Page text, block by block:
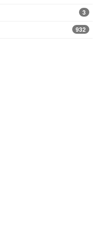
3
932